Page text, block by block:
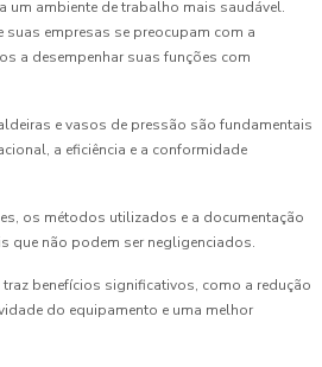
um ambiente de trabalho mais saudável.
suas empresas se preocupam com a
a desempenhar suas funções com
e vasos de pressão são fundamentais
a eficiência e a conformidade
os métodos utilizados e a documentação
que não podem ser negligenciados.
benefícios significativos, como a redução
do equipamento e uma melhor